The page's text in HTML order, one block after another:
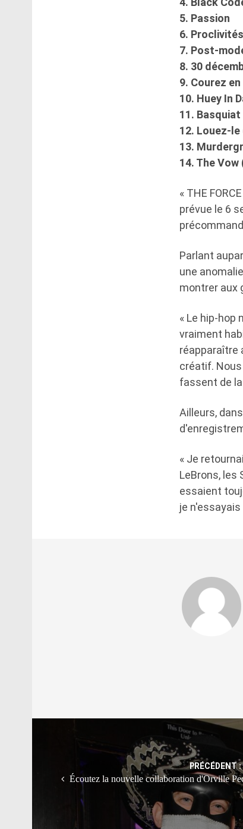
5. Passion
6.
7. Post-
8. 30
9. Courez
10. Huey In
11. Basquiat
12. Louez-
13.
14. The
« THE
prévue le 6
Parlant
une
montrer aux
« Le hip-hop
vraiment
réapparaître
créatif.
fassent de la
Ailleurs,
« Je
LeBrons, les
essaient
je
PRÉCÉDENT :
Écoutez la nouvelle collaboration d'Orville